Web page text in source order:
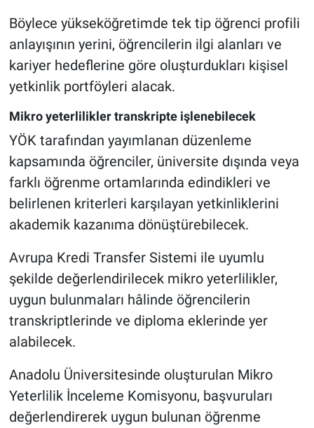
Böylece yükseköğretimde tek tip öğrenci profili
anlayışının yerini, öğrencilerin ilgi alanları ve
kariyer hedeflerine göre oluşturdukları kişisel
yetkinlik portföyleri alacak.
Mikro yeterlilikler transkripte işlenebilecek
YÖK tarafından yayımlanan düzenleme
kapsamında öğrenciler, üniversite dışında veya
farklı öğrenme ortamlarında edindikleri ve
belirlenen kriterleri karşılayan yetkinliklerini
akademik kazanıma dönüştürebilecek.
Avrupa Kredi Transfer Sistemi ile uyumlu
şekilde değerlendirilecek mikro yeterlilikler,
uygun bulunmaları hâlinde öğrencilerin
transkriptlerinde ve diploma eklerinde yer
alabilecek.
Anadolu Üniversitesinde oluşturulan Mikro
Yeterlilik İnceleme Komisyonu, başvuruları
değerlendirerek uygun bulunan öğrenme